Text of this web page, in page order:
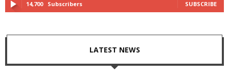
14,700 Subscribers SUBSCRIBE
LATEST NEWS